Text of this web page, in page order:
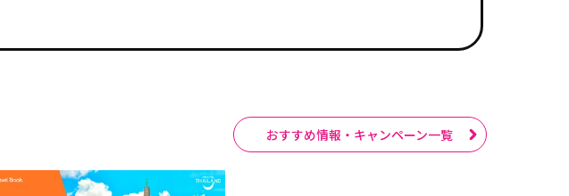
おすすめ情報・キャンペーン一覧